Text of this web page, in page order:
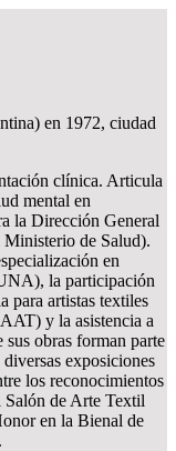
en 1972, ciudad
clínica. Articula
mental en
la Dirección General
de Salud).
en
la participación
para artistas textiles
y la asistencia a
obras forman parte
exposiciones
los reconocimientos
Salón de Arte Textil
en la Bienal de